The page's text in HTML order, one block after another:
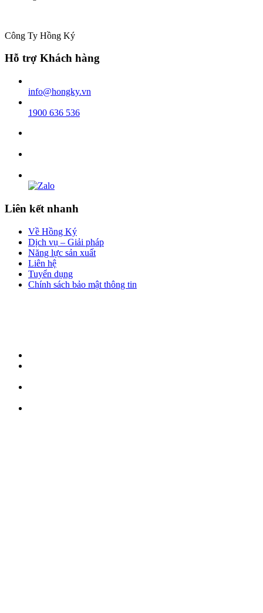
Công Ty Hồng Ký
Hỗ trợ Khách hàng
info@hongky.vn
1900 636 536
Liên kết nhanh
Về Hồng Ký
Dịch vụ – Giải pháp
Năng lực sản xuất
Liên hệ
Tuyển dụng
Chính sách bảo mật thông tin